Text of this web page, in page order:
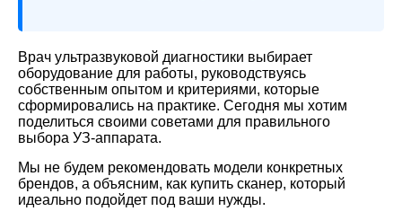
Врач ультразвуковой диагностики выбирает
оборудование для работы, руководствуясь
собственным опытом и критериями, которые
сформировались на практике. Сегодня мы хотим
поделиться своими советами для правильного
выбора УЗ-аппарата.
Мы не будем рекомендовать модели конкретных
брендов, а объясним, как купить сканер, который
идеально подойдет под ваши нужды.